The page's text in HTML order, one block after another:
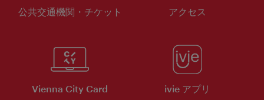
公共交通機関・チケット アクセス
Vienna City Card ivie アプリ